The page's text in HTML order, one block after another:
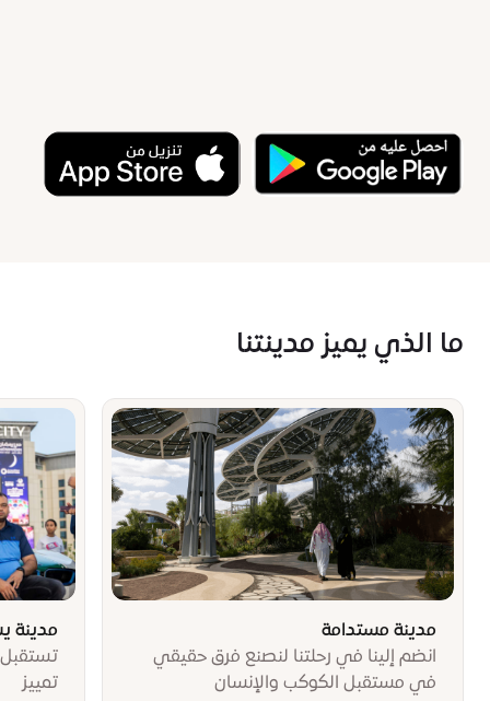
ما الذي يميز مدينتنا
مدينة مستدامة
انضم إلينا في رحلتنا لنصنع فرق حقيقي
في مستقبل الكوكب والإنسان
مدينة
تستقبل
تمييز